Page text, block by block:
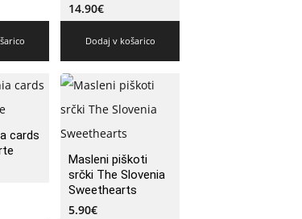
14.90€
Dodaj v košarico
cards
Masleni piškoti
srčki The Slovenia
Sweethearts
5.90€